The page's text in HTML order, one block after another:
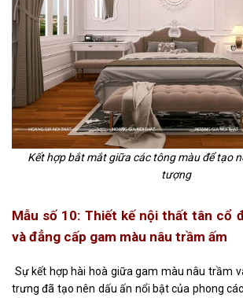
Kết hợp bắt mắt giữa các tông màu để tạo
tượng
Mẫu số 10: Thiết kế nội thấttân cổ
và đẳng cấp gam màu nâu trầm ấm
Sự kết hợp hài hoà giữa gam màu nâu trầm
trưng đã tạo nên dấu ấn nổi bật của phong